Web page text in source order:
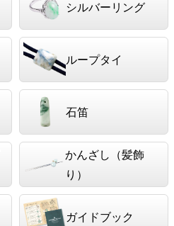
シルバーリング
ループタイ
石笛
かんざし（髪飾
り）
ガイドブック